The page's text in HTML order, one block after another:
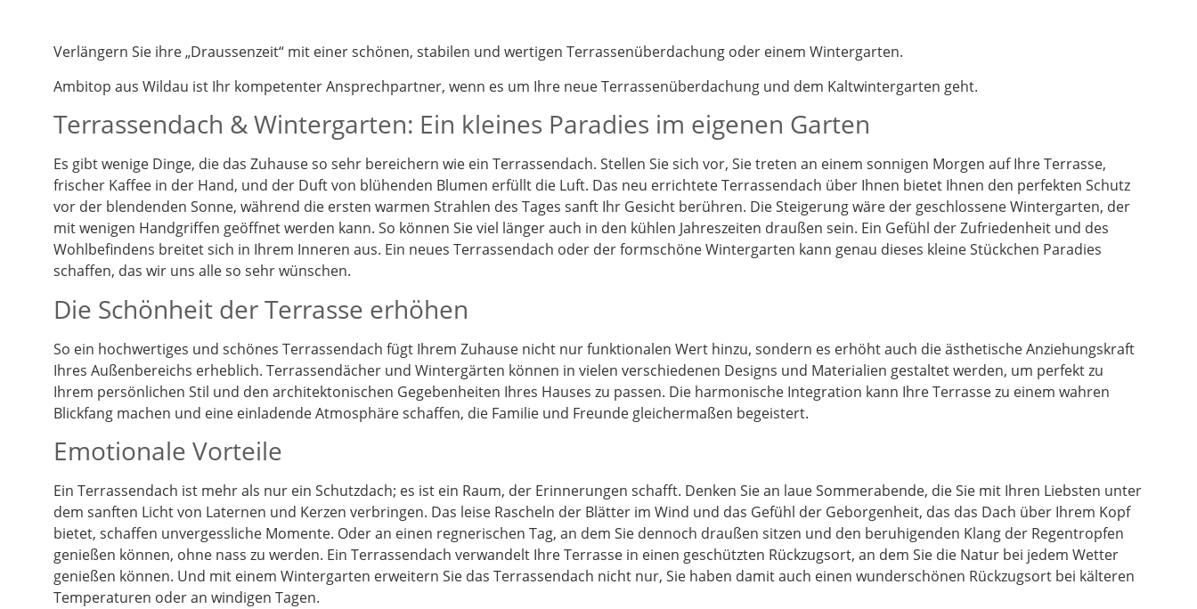
Verlängern Sie ihre „Draussenzeit“ mit einer schönen, stabilen und wertigen Terrassenüberdachung oder einem Wintergarten.
Ambitop aus Wildau ist Ihr kompetenter Ansprechpartner, wenn es um Ihre neue Terrassenüberdachung und dem Kaltwintergarten geht.
Terrassendach & Wintergarten: Ein kleines Paradies im eigenen Garten
Es gibt wenige Dinge, die das Zuhause so sehr bereichern wie ein Terrassendach. Stellen Sie sich vor, Sie treten an einem sonnigen Morgen auf Ihre Terrasse,
frischer Kaffee in der Hand, und der Duft von blühenden Blumen erfüllt die Luft. Das neu errichtete Terrassendach über Ihnen bietet Ihnen den perfekten Schutz
vor der blendenden Sonne, während die ersten warmen Strahlen des Tages sanft Ihr Gesicht berühren. Die Steigerung wäre der geschlossene Wintergarten, der
mit wenigen Handgriffen geöffnet werden kann. So können Sie viel länger auch in den kühlen Jahreszeiten draußen sein. Ein Gefühl der Zufriedenheit und des
Wohlbefindens breitet sich in Ihrem Inneren aus. Ein neues Terrassendach oder der formschöne Wintergarten kann genau dieses kleine Stückchen Paradies
schaffen, das wir uns alle so sehr wünschen.
Die Schönheit der Terrasse erhöhen
So ein hochwertiges und schönes Terrassendach fügt Ihrem Zuhause nicht nur funktionalen Wert hinzu, sondern es erhöht auch die ästhetische Anziehungskraft
Ihres Außenbereichs erheblich. Terrassendächer und Wintergärten können in vielen verschiedenen Designs und Materialien gestaltet werden, um perfekt zu
Ihrem persönlichen Stil und den architektonischen Gegebenheiten Ihres Hauses zu passen. Die harmonische Integration kann Ihre Terrasse zu einem wahren
Blickfang machen und eine einladende Atmosphäre schaffen, die Familie und Freunde gleichermaßen begeistert.
Emotionale Vorteile
Ein Terrassendach ist mehr als nur ein Schutzdach; es ist ein Raum, der Erinnerungen schafft. Denken Sie an laue Sommerabende, die Sie mit Ihren Liebsten unter
dem sanften Licht von Laternen und Kerzen verbringen. Das leise Rascheln der Blätter im Wind und das Gefühl der Geborgenheit, das das Dach über Ihrem Kopf
bietet, schaffen unvergessliche Momente. Oder an einen regnerischen Tag, an dem Sie dennoch draußen sitzen und den beruhigenden Klang der Regentropfen
genießen können, ohne nass zu werden. Ein Terrassendach verwandelt Ihre Terrasse in einen geschützten Rückzugsort, an dem Sie die Natur bei jedem Wetter
genießen können. Und mit einem Wintergarten erweitern Sie das Terrassendach nicht nur, Sie haben damit auch einen wunderschönen Rückzugsort bei kälteren
Temperaturen oder an windigen Tagen.